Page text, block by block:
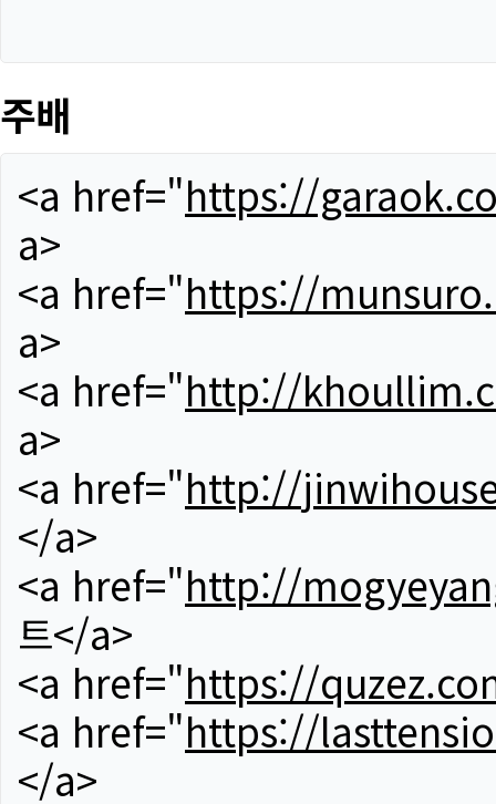
주배
<a href="https://
a>
<a href="https://
a>
<a href="http://
a>
<a href="http://
</a>
<a href="http://
트</a>
<a href="https://
<a href="https://
</a>